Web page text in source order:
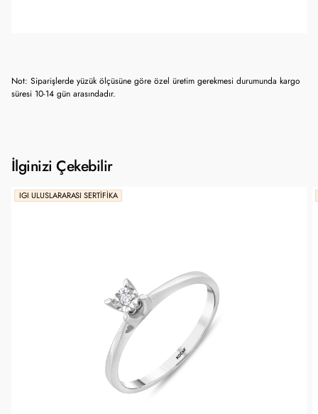
Not: Siparişlerde yüzük ölçüsüne göre özel üretim gerekmesi durumunda kargo
süresi 10-14 gün arasındadır.
İlginizi Çekebilir
IGI ULUSLARARASI SERTIFIKA